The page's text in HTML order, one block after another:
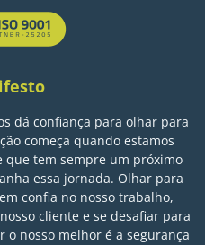
dá confiança para olhar para
começa quando estamos
que tem sempre um próximo
essa jornada. Olhar para
confia no nosso trabalho,
cliente e se desafiar para
o nosso melhor é a segurança